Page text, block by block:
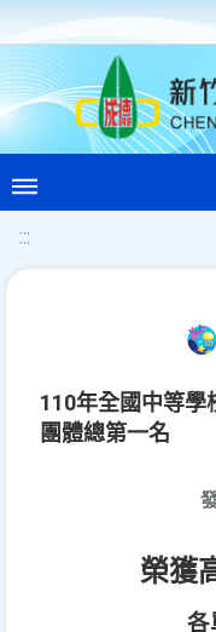
:::
110年全國中等學
團體總第一名
榮獲
各